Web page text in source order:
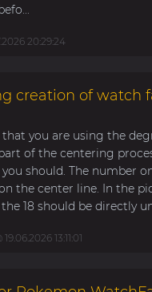
20:29:24
creation of watch
you are using the
of the centering
should. The number
the center line. In the
18 should be directly
19.06.2026 13:11:01